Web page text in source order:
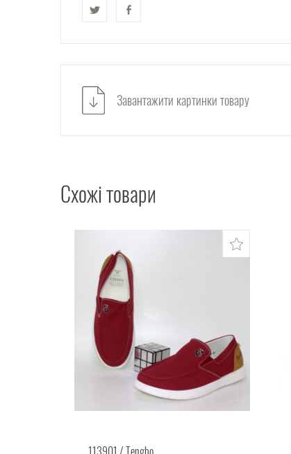
Завантажити картинки товару
Схожі товари